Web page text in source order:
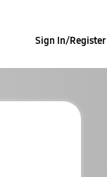
Sign In/Register